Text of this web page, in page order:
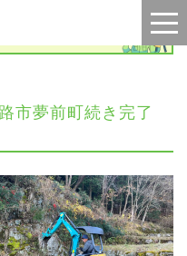
市夢前町続き完了